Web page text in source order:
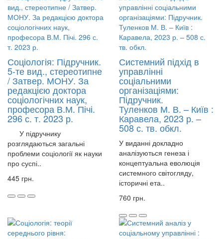
Соціологія: Підручник.
5-те вид., стереотипне
/ Затвер. МОНУ. За
редакцією доктора
соціологічних наук,
професора В.М. Пічі.
296 с. т. 2023 р.
У підручнику
розглядаються загальні
проблеми соціології як науки
про суспі..
445 грн.
Системний підхід в
управлінні
соціальними
організаціями:
Підручник.
Туленков М. В. – Київ :
Каравела, 2023 р. –
508 с. тв. обкл.
У виданні докладно
аналізуються генеза і
концептуальна еволюція
системного світогляду,
історичні ета..
760 грн.